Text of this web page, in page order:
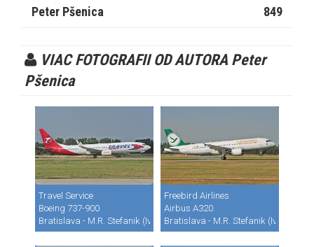
Peter Pšenica 849
VIAC FOTOGRAFII OD AUTORA Peter
Pšenica
Travel Service
Boeing 737-900
Bratislava - M.R. Stefanik (Ivanka) (BTS / LZIB)
Freebird Airlines
Airbus A320
Bratislava - M.R. Stefanik (Ivanka)